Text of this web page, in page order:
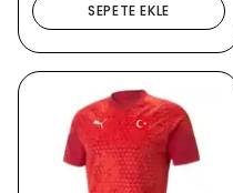
SEPETE EKLE